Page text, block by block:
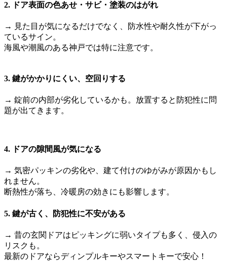
2. ドア表面の色あせ・サビ・塗装のはがれ
→ 見た目が気になるだけでなく、防水性や耐久性が下がっ
ているサイン。
海風や潮風のある神戸では特に注意です。
3. 鍵がかかりにくい、空回りする
→ 錠前の内部が劣化しているかも。放置すると防犯性に問
題が出てきます。
4. ドアの隙間風が気になる
→ 気密パッキンの劣化や、建て付けのゆがみが原因かもし
れません。
断熱性が落ち、冷暖房の効きにも影響します。
5. 鍵が古く、防犯性に不安がある
→ 昔の玄関ドアはピッキングに弱いタイプも多く、侵入の
リスクも。
最新のドアならディンプルキーやスマートキーで安心！